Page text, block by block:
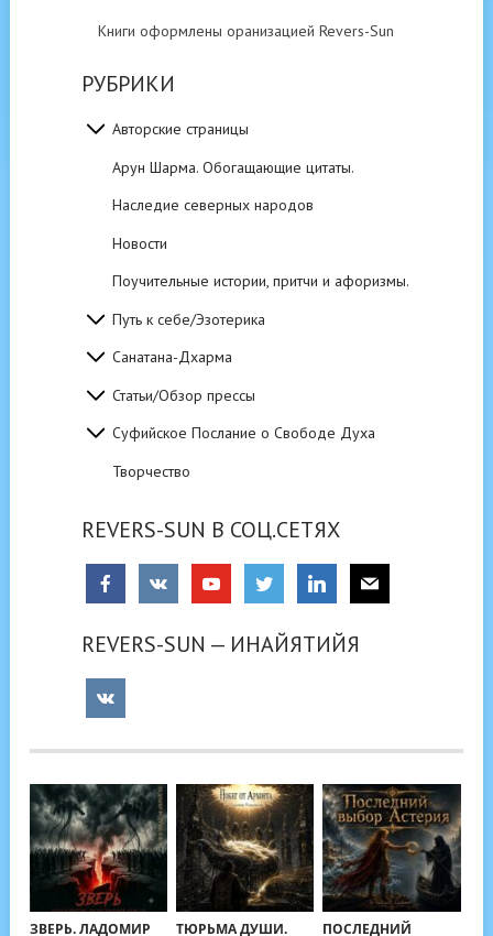
Книги оформлены оранизацией Revers-Sun
РУБРИКИ
Авторские страницы
Арун Шарма. Обогащающие цитаты.
Наследие северных народов
Новости
Поучительные истории, притчи и афоризмы.
Путь к себе/Эзотерика
Санатана-Дхарма
Статьи/Обзор прессы
Суфийское Послание о Свободе Духа
Творчество
REVERS-SUN В СОЦ.СЕТЯХ
REVERS-SUN — ИНАЙЯТИЙЯ
ЗВЕРЬ. ЛАДОМИР ТЮРЬМА ДУШИ. ПОСЛЕДНИЙ